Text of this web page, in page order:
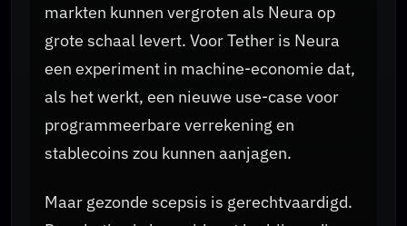
markten kunnen vergroten als Neura op
grote schaal levert. Voor Tether is Neura
een experiment in machine-economie dat,
als het werkt, een nieuwe use-case voor
programmeerbare verrekening en
stablecoins zou kunnen aanjagen.
Maar gezonde scepsis is gerechtvaardigd.